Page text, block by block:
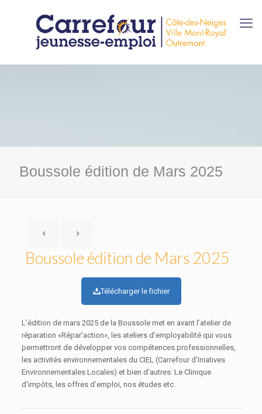
Boussole édition de Mars 2025
Boussole édition de Mars 2025
Télécharger le fichier
L’édition de mars 2025 de la Boussole met en avant l’atelier de
réparation «Répar’action», les ateliers d’employabilité qui vous
permettront de développer vos compétences professionnelles,
les activités environnementales du CIEL (Carrefour d’Iniatives
Environnementales Locales) et bien d’autres: Le Clinique
d’impôts, les offres d’emploi, nos études etc.